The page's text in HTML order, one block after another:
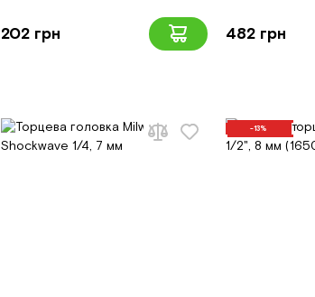
202 грн 482 грн
-13%